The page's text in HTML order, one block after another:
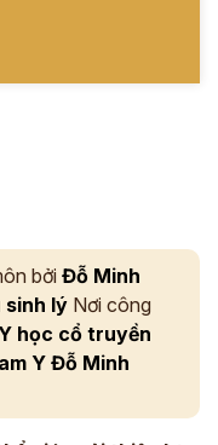
bởi Đỗ Minh
sinh lý Nơi công
học cổ truyền
Y Đỗ Minh